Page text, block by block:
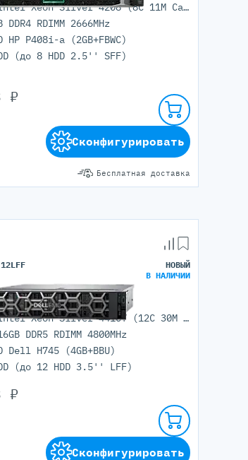
AMD
Huawei Ascend
GPU
GPU
1x Intel Xeon Silver 4208 (8C 11M Cache 2.10 GHz)
DDR4 RDIMM 2666MHz
HP P408i-a (2GB+FBWC)
(до 8 HDD 2.5'' SFF)
Бесплатная доставка
₽
Сконфигурировать
НОВЫЙ
В НАЛИЧИИ
2x Intel Xeon Silver 4410Y (12C 30M Cache 2.00 GHz)
DDR5 RDIMM 4800MHz
Dell H745 (4GB+BBU)
(до 12 HDD 3.5'' LFF)
₽
Сконфигурировать